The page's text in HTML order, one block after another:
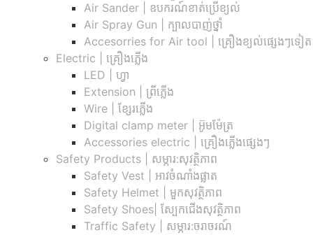
Air Sander | ឧបករណ៍ខាត់ប្រើខ្យល់
Air Spray Gun | ក្បាលបាញ់ថ្នាំ
Accesorries for Air tool | គ្រឿងខ្យល់ផ្សេងៗទៀត
Electric | គ្រឿងភ្លើង
LED | ហ្វា
Extension | ព្រីភ្លើង
Wire | ខ្សែរភ្លើង
Digital clamp meter | អ៊ូមម៉ែត្រ
Accessories electric | គ្រឿងភ្លើងផ្សេងៗ
Safety Products | សម្ភារ:សុវត្ថិភាព
Safety Vest | អាវចំណាំងផ្លាត
Safety Helmet | មួកសុវត្ថិភាព
Safety Shoes| ស្បែកជើងសុវត្ថិភាព
Traffic Safety​ | សម្ភារ:ចរាចរណ៍